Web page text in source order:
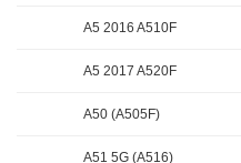
A5 2016 A510F
A5 2017 A520F
A50 (A505F)
A51 5G (A516)